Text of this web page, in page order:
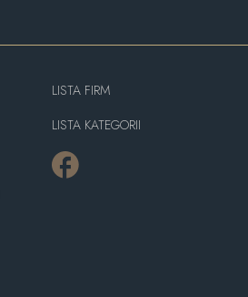
LISTA FIRM
LISTA KATEGORII